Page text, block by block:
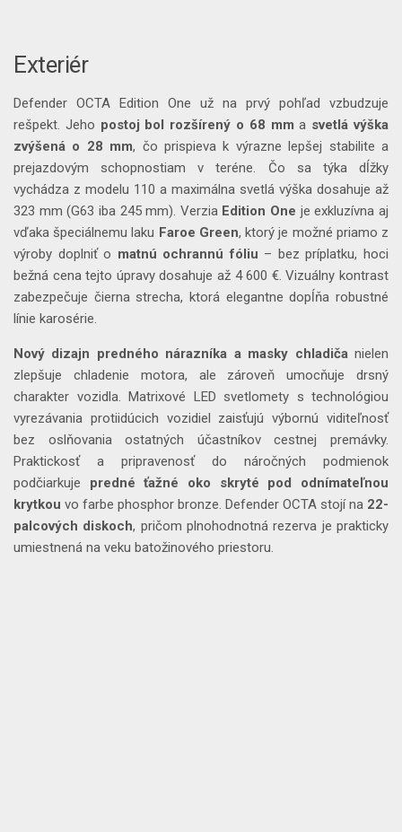
Exteriér
Defender OCTA Edition One už na prvý pohľad vzbudzuje
rešpekt. Jeho postoj bol rozšírený o 68 mm a svetlá výška
zvýšená o 28 mm, čo prispieva k výrazne lepšej stabilite a
prejazdovým schopnostiam v teréne. Čo sa týka dĺžky
vychádza z modelu 110 a maximálna svetlá výška dosahuje až
323 mm (G63 iba 245 mm). Verzia Edition One je exkluzívna aj
vďaka špeciálnemu laku Faroe Green, ktorý je možné priamo z
výroby doplniť o matnú ochrannú fóliu – bez príplatku, hoci
bežná cena tejto úpravy dosahuje až 4 600 €. Vizuálny kontrast
zabezpečuje čierna strecha, ktorá elegantne dopĺňa robustné
línie karosérie.
Nový dizajn predného nárazníka a masky chladičanielen
zlepšuje chladenie motora, ale zároveň umocňuje drsný
charakter vozidla. Matrixové LED svetlomety s technológiou
vyrezávania protiidúcich vozidiel zaisťujú výbornú viditeľnosť
bez oslňovania ostatných účastníkov cestnej premávky.
Praktickosť a pripravenosť do náročných podmienok
podčiarkuje predné ťažné oko skryté pod odnímateľnou
krytkou vo farbe phosphor bronze. Defender OCTA stojí na 22-
palcových diskoch, pričom plnohodnotná rezerva je prakticky
umiestnená na veku batožinového priestoru.